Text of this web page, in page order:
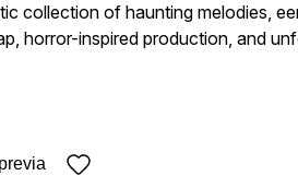
collection of haunting melodies,
horror-inspired production, and